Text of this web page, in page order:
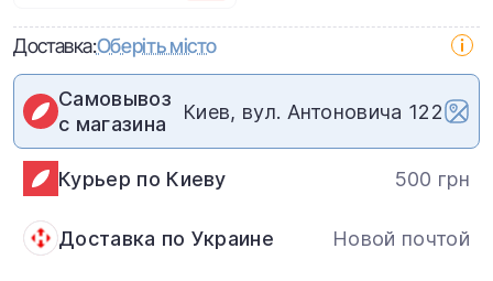
Доставка:Оберіть місто
Самовывоз
с магазина
Киев, вул. Антоновича 122
Курьер по Киеву 500 грн
Доставка по Украине Новой почтой